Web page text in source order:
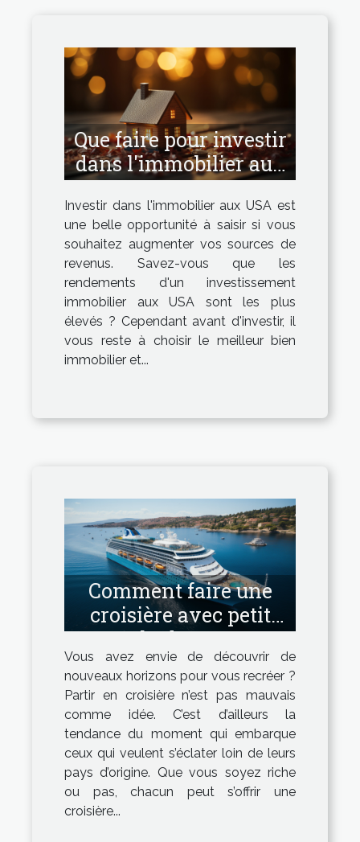
Que faire pour investir
dans l'immobilier aux
USA ?
Investir dans l'immobilier aux USA est
une belle opportunité à saisir si vous
souhaitez augmenter vos sources de
revenus. Savez-vous que les
rendements d'un investissement
immobilier aux USA sont les plus
élevés ? Cependant avant d'investir, il
vous reste à choisir le meilleur bien
immobilier et...
Comment faire une
croisière avec petit
budget ?
Vous avez envie de découvrir de
nouveaux horizons pour vous recréer ?
Partir en croisière n’est pas mauvais
comme idée. C’est d’ailleurs la
tendance du moment qui embarque
ceux qui veulent s’éclater loin de leurs
pays d’origine. Que vous soyez riche
ou pas, chacun peut s’offrir une
croisière...